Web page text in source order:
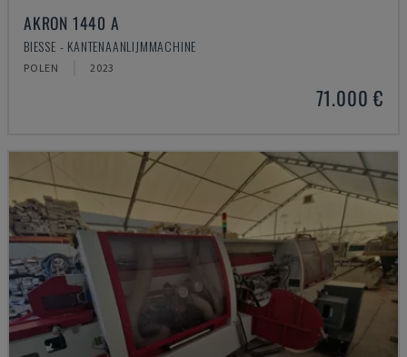
AKRON 1440 A
BIESSE - KANTENAANLIJMMACHINE
POLEN 2023
71.000 €